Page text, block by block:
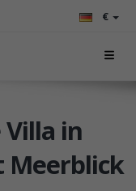
€
in
Meerblick